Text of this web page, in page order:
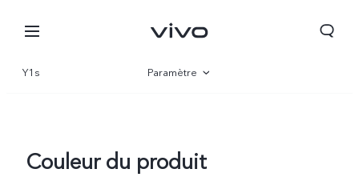
Y1s Paramètre
Couleur du produit